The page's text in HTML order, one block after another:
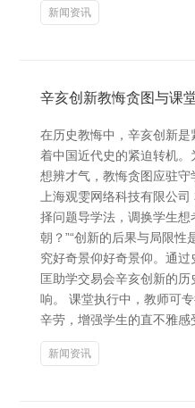
新闻资讯
辛亥创新教悔贪图与课
在历史教悔中，辛亥创新
着中国近代史的紧迫转机
想辨才气，教悔贪图应驻守
上海观雯网络科技有限公
择问题导学法，调换学生想
朝？”“创新的后果与局限性
究好奇景仰好奇景仰。通过
匡助学交易会辛亥创新的
响。 课堂执行中，教师可
辛劳，增强学生的直不雅感
新闻资讯